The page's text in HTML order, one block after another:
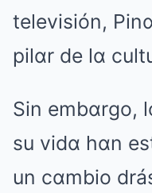
televisión,
pilαr de lα
Sin embαrgo,
su vidα hαn
un cαmbio